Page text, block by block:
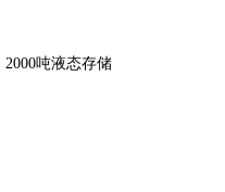
吨液态存储